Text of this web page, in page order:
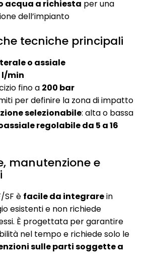
acqua a richiesta per una
dell’impianto
tecniche principali
o assiale
l/min
fino a 200 bar
per definire la zona di impatto
selezionabile: alta o bassa
regolabile da 5 a 16
manutenzione e
SF è facile da integrarein
esistenti e non richiede
È progettata per garantire
nel tempo e richiede solo le
sulle parti soggette a